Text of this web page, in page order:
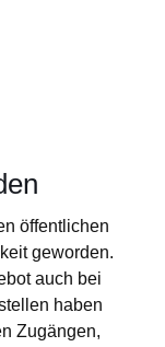
öffentlichen
geworden.
auch bei
haben
Zugängen,